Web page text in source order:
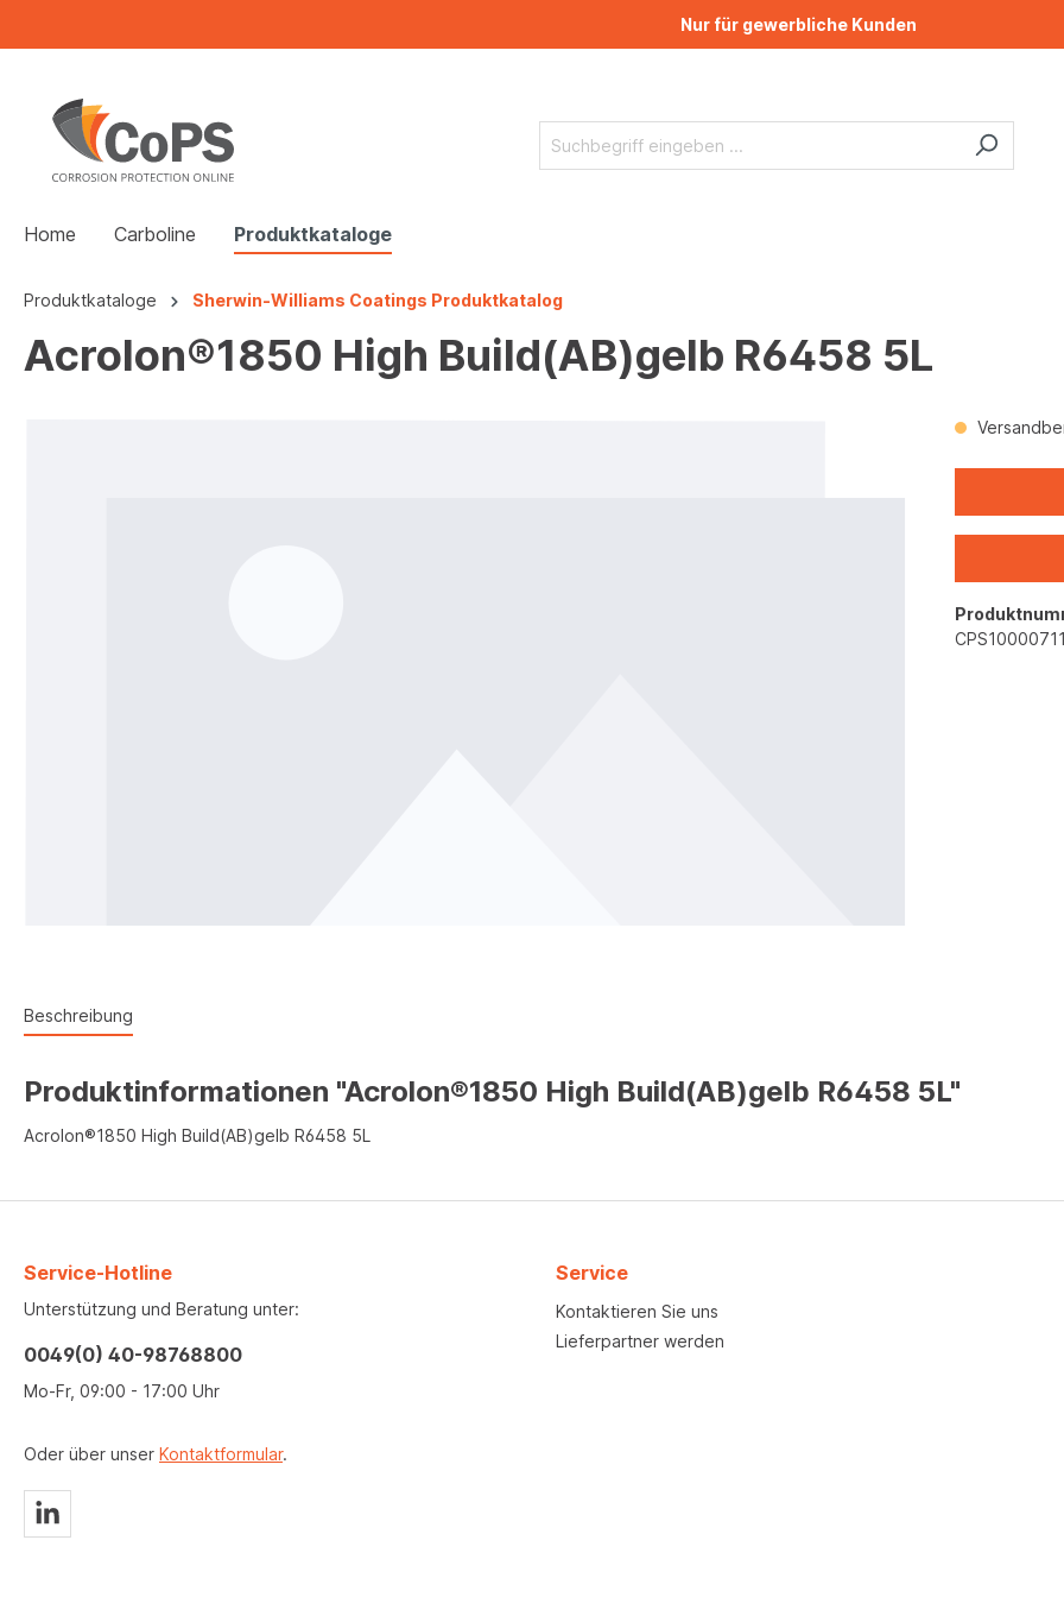
Nur für gewerbliche Kunden
Home Carboline Produktkataloge
Produktkataloge Sherwin-Williams Coatings Produktkatalog
Acrolon®1850 High Build(AB)gelb R6458 5L
CPS10000711
Beschreibung
Produktinformationen "Acrolon®1850 High Build(AB)gelb R6458 5L"
Acrolon®1850 High Build(AB)gelb R6458 5L
Service-Hotline
Unterstützung und Beratung unter:
0049(0) 40-98768800
Mo-Fr, 09:00 - 17:00 Uhr
Oder über unser Kontaktformular.
Service
Kontaktieren Sie uns
Lieferpartner werden